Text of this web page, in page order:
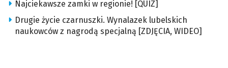
Najciekawsze zamki w regionie! [QUIZ]
Drugie życie czarnuszki. Wynalazek lubelskich
naukowców z nagrodą specjalną [ZDJĘCIA, WIDEO]